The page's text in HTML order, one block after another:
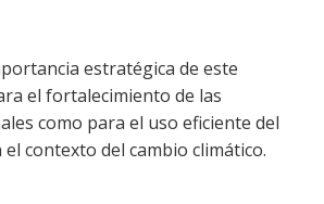
estratégica de este
el fortalecimiento de las
como para el uso eficiente del
contexto del cambio climático.